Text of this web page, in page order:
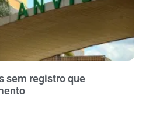
sem registro que